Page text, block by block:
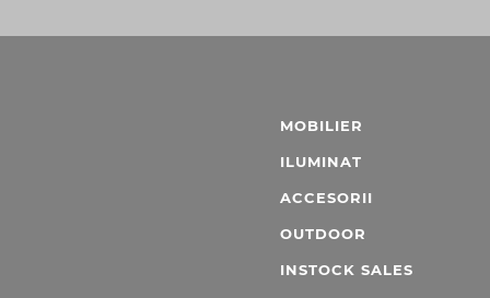
MOBILIER
ILUMINAT
ACCESORII
OUTDOOR
INSTOCK SALES